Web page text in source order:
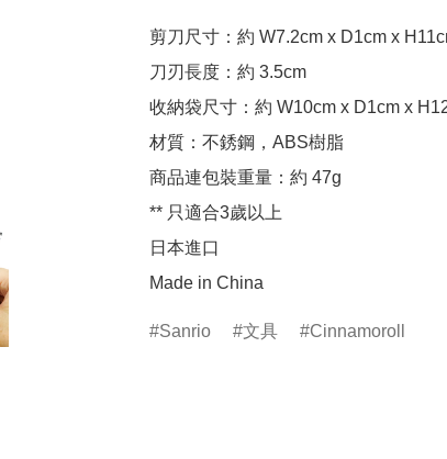
剪刀尺寸：約 W7.2cm x D1cm x
刀刃長度：約 3.5cm
收納袋尺寸：約 W10cm x D1cm x
材質：不銹鋼，ABS樹脂
商品連包裝重量：約 47g
** 只適合3歲以上
日本進口
Made in China
Sanrio 文具 Cinnamoroll